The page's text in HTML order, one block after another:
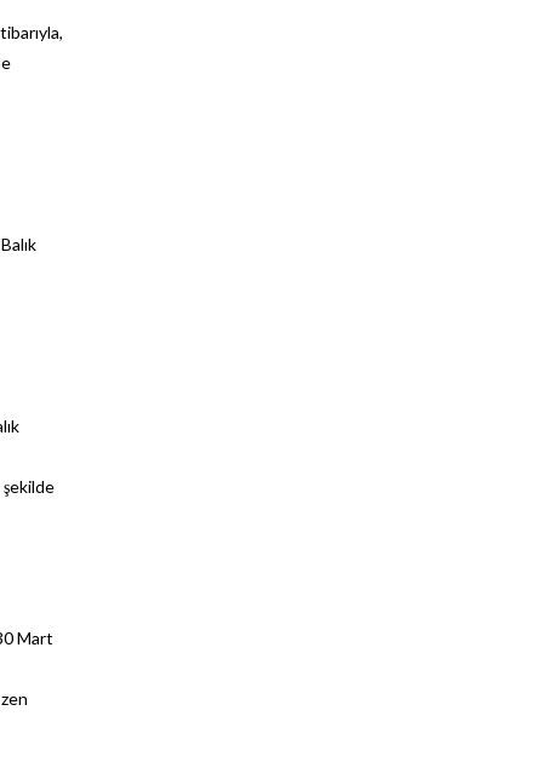
şekilde
Mart